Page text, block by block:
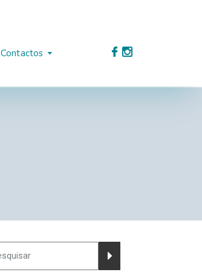
Contactos